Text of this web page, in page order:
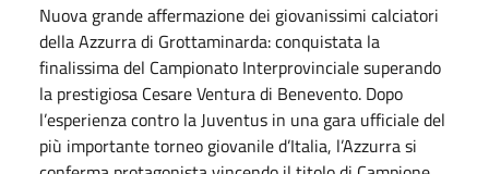
Nuova grande affermazione dei giovanissimi calciatori
della Azzurra di Grottaminarda: conquistata la
finalissima del Campionato Interprovinciale superando
la prestigiosa Cesare Ventura di Benevento. Dopo
l’esperienza contro la Juventus in una gara ufficiale del
più importante torneo giovanile d’Italia, l’Azzurra si